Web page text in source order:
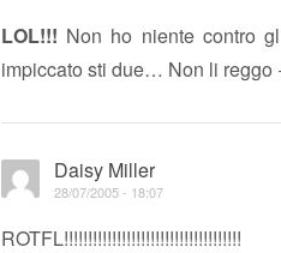
LOL!!! Non ho niente contro
impiccato sti due… Non li reggo
Daisy Miller
28/07/2005 - 18:07
ROTFL!!!!!!!!!!!!!!!!!!!!!!!!!!!!!!!!!!!!!